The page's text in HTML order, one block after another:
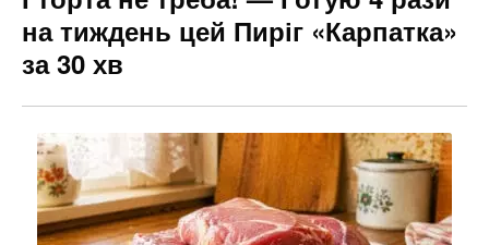
на тиждень цей Пиріг «Карпатка»
за 30 хв